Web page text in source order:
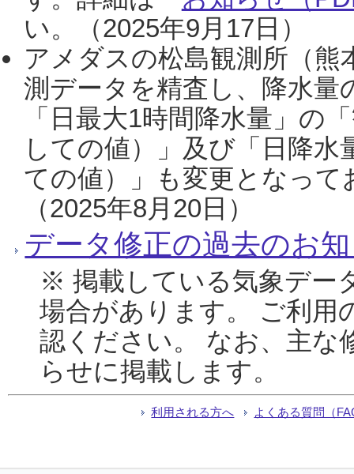
い。（2025年9月17日）
アメダスの松島観測所（熊
測データを精査し、降水
「日最大1時間降水量」の
しての値）」及び「日降
ての値）」も変更となっ
（2025年8月20日）
データ修正の過去のお
※ 掲載している気象デー
場合があります。 ご利用
認ください。 なお、主な
らせに掲載します。
利用される方へ よくある質問（